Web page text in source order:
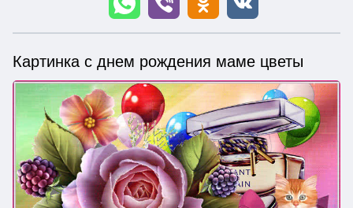
Картинка с днем рождения маме цветы